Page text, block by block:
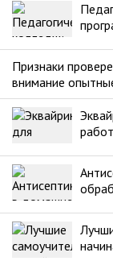
Признаки
внимание